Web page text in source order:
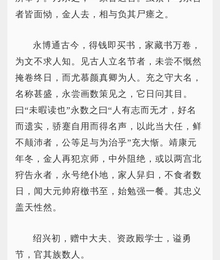
者皆面恸，金人去，相与负其尸瘗之。
永博通古今，得钱即买书，家藏书万卷，
为文不求人知。见古人立名节者，未尝不慨然
掩卷终日，而尤慕颜真卿为人。充之守大名，
名称甚盛，永尝画数策见之，它日问其目。
曰“未暇读也”永数之曰“人有志而无才，好名
而遗实，骄蹇自用而得名声，以此当大任，鲜
不颠沛者，公等足与为治乎”充大惭。靖康元
年冬，金人再犯京师，中外阻绝，或以两宫北
狩告永者，永号绝仆地，家人舁归，不食者数
日，闻大元帅府檄书至，始勉强一餐。其忠义
盖天性然。
绍兴初，赠中大夫、资政殿学士，谥勇
节，官其族数人。